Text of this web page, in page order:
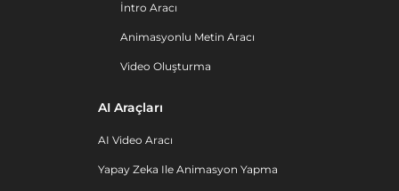
İntro Aracı
Animasyonlu Metin Aracı
Video Oluşturma
AI Araçları
AI Video Aracı
Yapay Zeka Ile Animasyon Yapma